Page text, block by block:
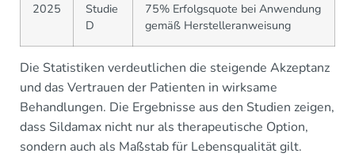
2025
Studie
D
75% Erfolgsquote bei Anwendung
gemäß Herstelleranweisung
Die Statistiken verdeutlichen die steigende Akzeptanz
und das Vertrauen der Patienten in wirksame
Behandlungen. Die Ergebnisse aus den Studien zeigen,
dass Sildamax nicht nur als therapeutische Option,
sondern auch als Maßstab für Lebensqualität gilt.